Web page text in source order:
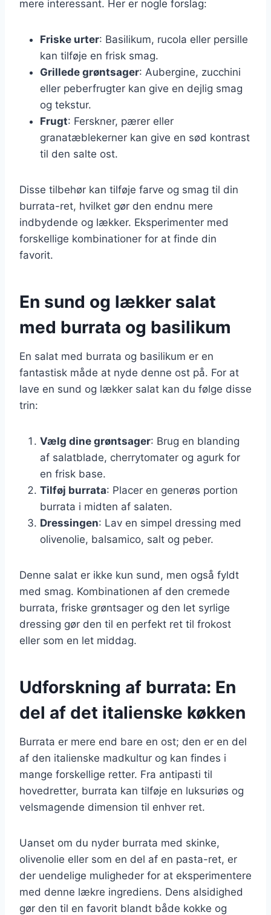
mere interessant. Her er nogle forslag:
Friske urter: Basilikum, rucola eller persille
kan tilføje en frisk smag.
Grillede grøntsager: Aubergine, zucchini
eller peberfrugter kan give en dejlig smag
og tekstur.
Frugt: Ferskner, pærer eller
granatæblekerner kan give en sød kontrast
til den salte ost.
Disse tilbehør kan tilføje farve og smag til din
burrata-ret, hvilket gør den endnu mere
indbydende og lækker. Eksperimenter med
forskellige kombinationer for at finde din
favorit.
En sund og lækker salat
med burrata og basilikum
En salat med burrata og basilikum er en
fantastisk måde at nyde denne ost på. For at
lave en sund og lækker salat kan du følge disse
trin:
Vælg dine grøntsager: Brug en blanding
af salatblade, cherrytomater og agurk for
en frisk base.
Tilføj burrata: Placer en generøs portion
burrata i midten af salaten.
Dressingen: Lav en simpel dressing med
olivenolie, balsamico, salt og peber.
Denne salat er ikke kun sund, men også fyldt
med smag. Kombinationen af den cremede
burrata, friske grøntsager og den let syrlige
dressing gør den til en perfekt ret til frokost
eller som en let middag.
Udforskning af burrata: En
del af det italienske køkken
Burrata er mere end bare en ost; den er en del
af den italienske madkultur og kan findes i
mange forskellige retter. Fra antipasti til
hovedretter, burrata kan tilføje en luksuriøs og
velsmagende dimension til enhver ret.
Uanset om du nyder burrata med skinke,
olivenolie eller som en del af en pasta-ret, er
der uendelige muligheder for at eksperimentere
med denne lækre ingrediens. Dens alsidighed
gør den til en favorit blandt både kokke og